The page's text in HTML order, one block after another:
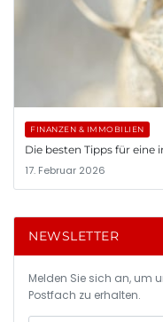
FINANZEN & IMMOBILIEN
Die besten Tipps für
17. Februar 2026
NEWSLETTER
Melden Sie sich an, um
Postfach zu erhalten.